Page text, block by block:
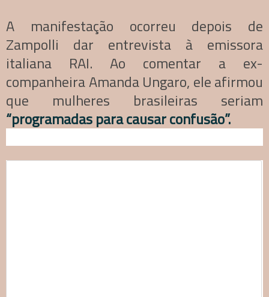
A manifestação ocorreu depois de
Zampolli dar entrevista à emissora
italiana RAI. Ao comentar a ex-
companheira Amanda Ungaro, ele afirmou
que mulheres brasileiras seriam
“programadas para causar confusão”.